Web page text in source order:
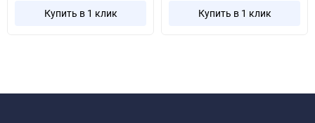
Купить в 1 клик Купить в 1 клик